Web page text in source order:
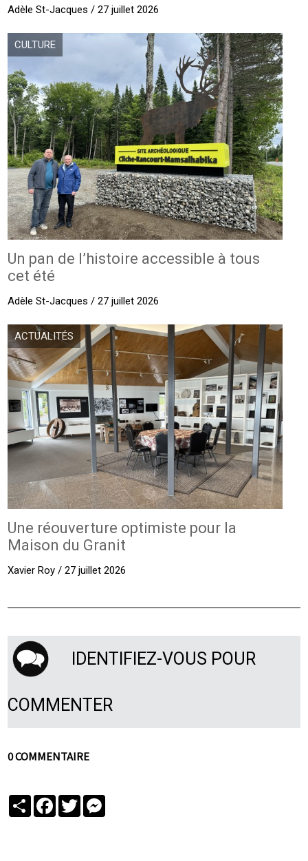
Adèle St-Jacques / 27 juillet 2026
CULTURE
Un pan de l’histoire accessible à tous
cet été
Adèle St-Jacques / 27 juillet 2026
ACTUALITÉS
Une réouverture optimiste pour la
Maison du Granit
Xavier Roy / 27 juillet 2026
IDENTIFIEZ-VOUS POUR
COMMENTER
0 COMMENTAIRE
PartagerFacebook
Twitter